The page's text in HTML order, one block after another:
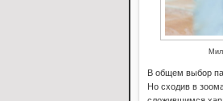
В общем выбор
Но сходив в